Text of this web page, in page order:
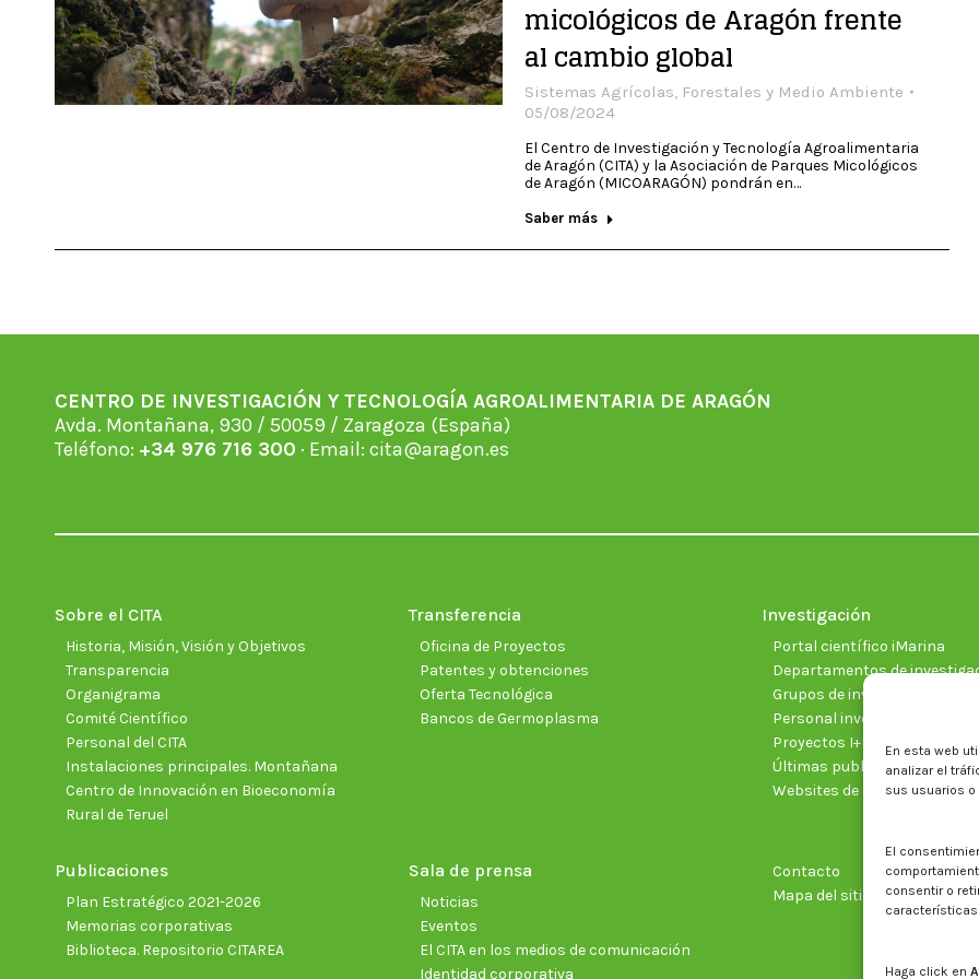
En esta web
analizar el
sus usuarios
El
consentir o
Haga click en
micológicos de Aragón frente
al cambio global
Sistemas Agrícolas, Forestales y Medio Ambiente
05/08/2024
El Centro de Investigación y Tecnología Agroalimentaria
de Aragón (CITA) y la Asociación de Parques Micológicos
de Aragón (MICOARAGÓN) pondrán en…
Saber más
CENTRO DE INVESTIGACIÓN Y TECNOLOGÍA AGROALIMENTARIA DE ARAGÓN
Avda. Montañana, 930 / 50059 / Zaragoza (España)
Teléfono: +34 976 716 300 · Email: cita@aragon.es
Sobre el CITA
Historia, Misión, Visión y Objetivos
Transparencia
Organigrama
Comité Científico
Personal del CITA
Instalaciones principales. Montañana
Centro de Innovación en Bioeconomía
Rural de Teruel
Transferencia
Oficina de Proyectos
Patentes y obtenciones
Oferta Tecnológica
Bancos de Germoplasma
Investigación
Portal científico iMarina
Departamentos de
Grupos de investigación
Personal investigador
Proyectos I+D+I vigentes
Últimas publicaciones
Websites de proyectos
Publicaciones
Plan Estratégico 2021-2026
Memorias corporativas
Biblioteca. Repositorio CITAREA
Sala de prensa
Noticias
Eventos
El CITA en los medios de comunicación
Identidad corporativa
Contacto
Mapa del sitio web